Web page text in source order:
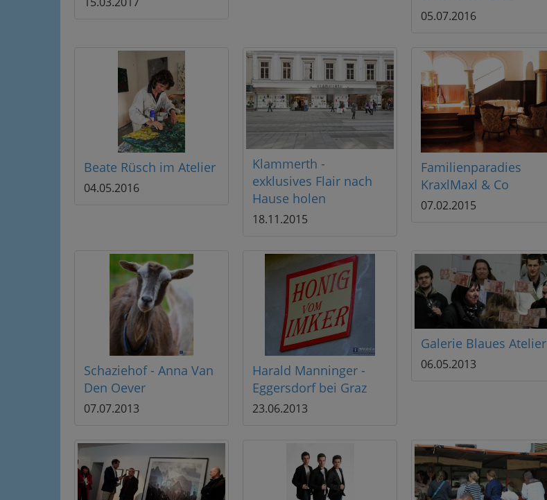
05.07.2016
Beate Rüsch im Atelier
04.05.2016
Klammerth -
exklusives Flair nach
Hause holen
18.11.2015
Familienparadies
KraxlMaxl & Co
07.02.2015
Schaziehof - Anna Van
Den Oever
07.07.2013
Harald Manninger -
Eggersdorf bei Graz
23.06.2013
Galerie Blaues Atelier
06.05.2013